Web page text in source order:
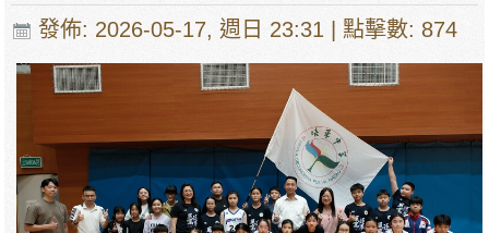
發佈: 2026-05-17, 週日 23:31 | 點擊數: 874